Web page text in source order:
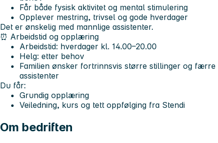
Får både fysisk aktivitet og mental stimulering
Opplever mestring, trivsel og gode hverdager
Det er ønskelig med mannlige assistenter.
⏰ Arbeidstid og opplæring
Arbeidstid: hverdager kl. 14.00–20.00
Helg: etter behov
Familien ønsker fortrinnsvis større stillinger og færre
assistenter
Du får:
Grundig opplæring
Veiledning, kurs og tett oppfølging fra Stendi
Om bedriften